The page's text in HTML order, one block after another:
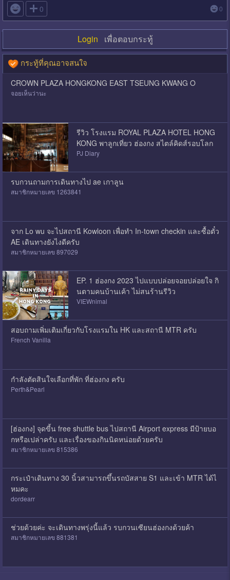
 0 0
Login เพื่อตอบกระทู้
กระทู้ที่คุณอาจสนใจ
CROWN PLAZA HONGKONG EAST TSEUNG KWANG O
จอยเห็นว่านะ
รีวิว โรงแรม ROYAL PLAZA HOTEL HONG
KONG พาลูกเที่ยว ฮ่องกง สไตล์คิดส์รอบโลก
PJ Diary
รบกวนถามการเดินทางไป ae เกาลูน
สมาชิกหมายเลข 1263841
จาก Lo wu จะไปสถานี Kowloon เพื่อทำ In-town checkin และซื้อตั๋ว
AE เดินทางยังไงดีครับ
สมาชิกหมายเลข 897029
EP. 1 ฮ่องกง 2023 ไปแบบปล่อยจอยปล่อยใจ กิ
นตามคนบ้านเค้า ไม่สนร้านรีวิว
VIEWnimal
สอบถามเพิ่มเติมเกี่ยวกับโรงแรมใน HK และสถานี MTR ครับ
French Vanilla
กำลังตัดสินใจเลือกที่พัก ที่ฮ่องกง ครับ
Perth&Pearl
[ฮ่องกง] จุดขี้น free shuttle bus ไปสถานี Airport express มีป้ายบอ
กหรือเปล่าครับ และเรื่องของกินนิดหน่อยด้วยครับ
สมาชิกหมายเลข 815386
กระเป๋าเดินทาง 30 นิ้วสามารถขึ้นรถบัสสาย S1 และเข้า MTR ได้ไ
หมคะ
dordearr
ช่วยด้วยค่ะ จะเดินทางพรุ่งนี้แล้ว รบกวนเซียนฮ่องกงด้วยค้า
สมาชิกหมายเลข 881381